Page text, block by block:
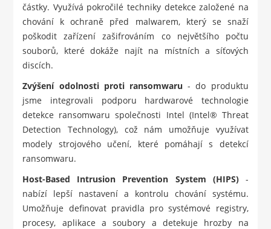
částky. Využívá pokročilé techniky detekce založené na
chování k ochraně před malwarem, který se snaží
poškodit zařízení zašifrováním co největšího počtu
souborů, které dokáže najít na místních a síťových
discích.
Zvýšení odolnosti proti ransomwaru - do produktu
jsme integrovali podporu hardwarové technologie
detekce ransomwaru společnosti Intel (Intel® Threat
Detection Technology), což nám umožňuje využívat
modely strojového učení, které pomáhají s detekcí
ransomwaru.
Host-Based Intrusion Prevention System (HIPS)-
nabízí lepší nastavení a kontrolu chování systému.
Umožňuje definovat pravidla pro systémové registry,
procesy, aplikace a soubory a detekuje hrozby na